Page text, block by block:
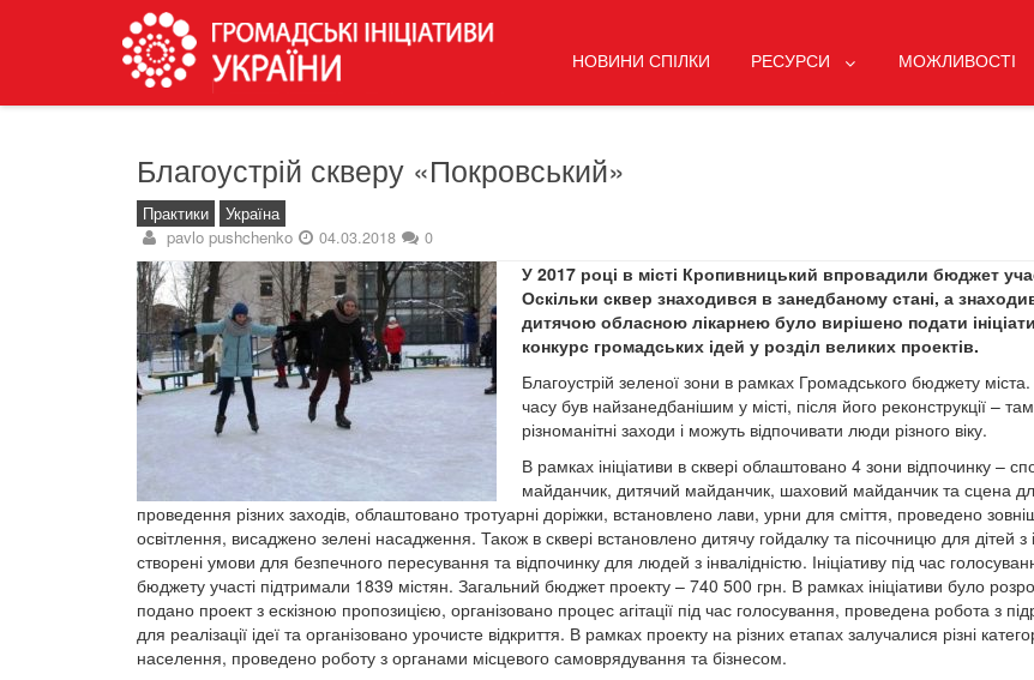
НОВИНИ СПІЛКИ РЕСУРСИ МОЖЛИВОСТІ
Благоустрій скверу «Покровський»
Практики Україна
pavlo pushchenko 04.03.2018 0
У 2017 році в місті Кропивницький впровадили бюджет
Оскільки сквер знаходився в занедбаному стані, а
дитячою обласною лікарнею було вирішено подати
конкурс громадських ідей у розділ великих проектів.
Благоустрій зеленої зони в рамках Громадського бюджету
часу був найзанедбанішим у місті, після його реконструкції –
різноманітні заходи і можуть відпочивати люди різного віку.
В рамках ініціативи в сквері облаштовано 4 зони відпочинку –
майданчик, дитячий майданчик, шаховий майданчик та сцена
проведення різних заходів, облаштовано тротуарні доріжки, встановлено лави, урни для сміття, проведено
освітлення, висаджено зелені насадження. Також в сквері встановлено дитячу гойдалку та пісочницю для дітей з
створені умови для безпечного пересування та відпочинку для людей з інвалідністю. Ініціативу під час
бюджету участі підтримали 1839 містян. Загальний бюджет проекту – 740 500 грн. В рамках ініціативи було
подано проект з ескізною пропозицією, організовано процес агітації під час голосування, проведена робота з
для реалізації ідеї та організовано урочисте відкриття. В рамках проекту на різних етапах залучалися різні
населення, проведено роботу з органами місцевого самоврядування та бізнесом.